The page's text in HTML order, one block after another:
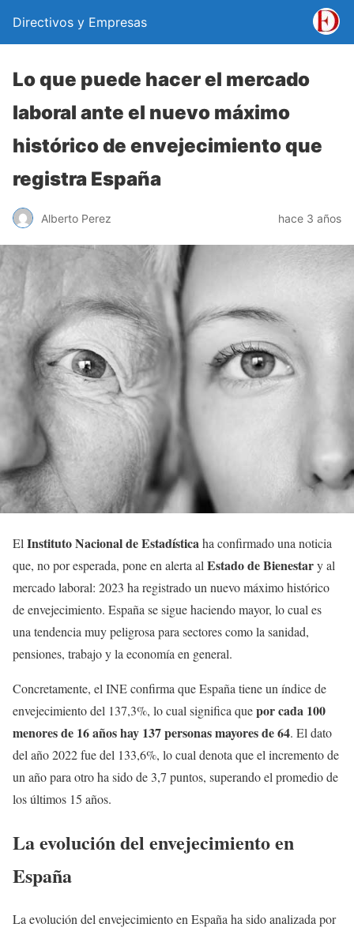
Directivos y Empresas
Lo que puede hacer el mercado
laboral ante el nuevo máximo
histórico de envejecimiento que
registra España
Alberto Perez hace 3 años
ElInstituto Nacional de Estadísticaha confirmado una noticia
que, no por esperada, pone en alerta alEstado de Bienestary al
mercado laboral: 2023 ha registrado un nuevo máximo histórico
de envejecimiento. España se sigue haciendo mayor, lo cual es
una tendencia muy peligrosa para sectores como la sanidad,
pensiones, trabajo y la economía en general.
Concretamente, el INE confirma que España tiene un índice de
envejecimiento del 137,3%, lo cual significa quepor cada 100
menores de 16 años hay 137 personas mayores de 64. El dato
del año 2022 fue del 133,6%, lo cual denota que el incremento de
un año para otro ha sido de 3,7 puntos, superando el promedio de
los últimos 15 años.
La evolución del envejecimiento en
España
La evolución del envejecimiento en España ha sido analizada por